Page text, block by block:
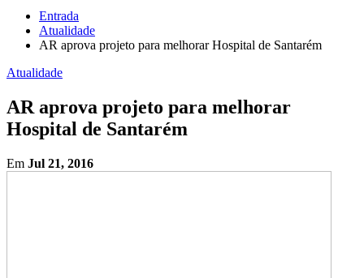
Entrada
Atualidade
AR aprova projeto para melhorar Hospital de Santarém
Atualidade
AR aprova projeto para melhorar
Hospital de Santarém
Em Jul 21, 2016